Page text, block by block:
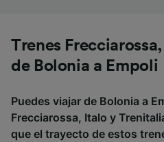
Trenes
de Bolonia a Empoli
Puedes viajar de Bolonia a
Frecciarossa, Italo y
que el trayecto de estos